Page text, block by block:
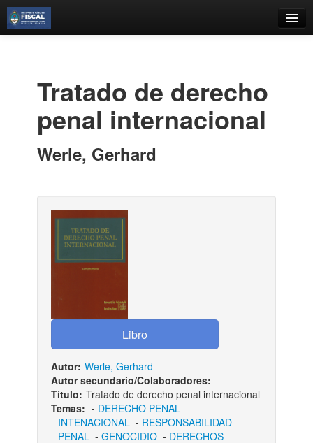
Estantes Virtuales
Iniciar sesión
Tratado de derecho
penal internacional
Werle, Gerhard
Autor: Werle, Gerhard
Autor secundario/Colaboradores: -
Título: Tratado de derecho penal internacional
Temas: - DERECHO PENAL
INTENACIONAL - RESPONSABILIDAD
PENAL - GENOCIDIO- DERECHOS